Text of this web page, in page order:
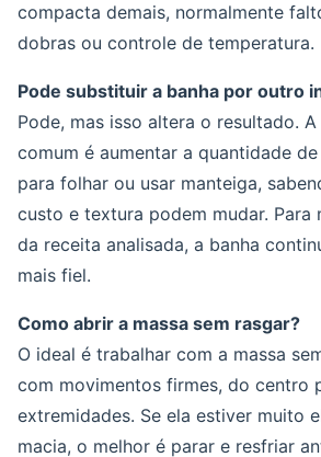
compacta demais, normalmente
dobras ou controle de temperatura.
Pode substituir a banha por outro
Pode, mas isso altera o resultado.
comum é aumentar a quantidade
para folhar ou usar manteiga,
custo e textura podem mudar. Para
da receita analisada, a banha
mais fiel.
Como abrir a massa sem rasgar?
O ideal é trabalhar com a massa
com movimentos firmes, do centro
extremidades. Se ela estiver muito
macia, o melhor é parar e resfriar